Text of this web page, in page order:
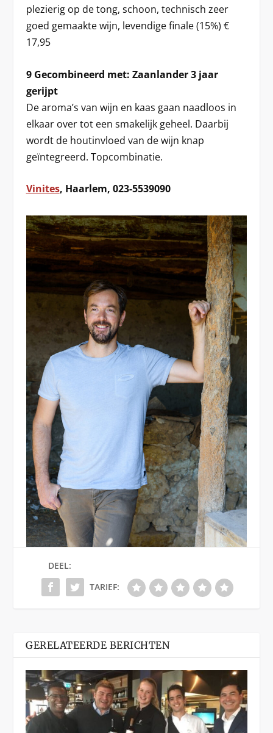
plezierig op de tong, schoon, technisch zeer
goed gemaakte wijn, levendige finale (15%) €
17,95
9 Gecombineerd met: Zaanlander 3 jaar
gerijpt
De aroma’s van wijn en kaas gaan naadloos in
elkaar over tot een smakelijk geheel. Daarbij
wordt de houtinvloed van de wijn knap
geïntegreerd. Topcombinatie.
Vinites, Haarlem, 023-5539090
DEEL:
TARIEF:
GERELATEERDE BERICHTEN